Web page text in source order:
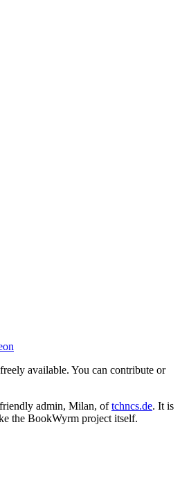
available. You can contribute or
admin, Milan, oftchncs.de. It is
the BookWyrm project itself.